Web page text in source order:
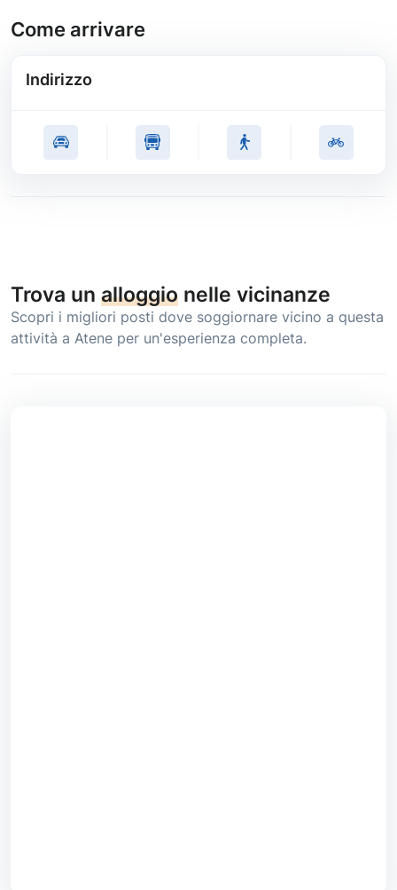
Come arrivare
Indirizzo
Trova un alloggio nelle vicinanze
Scopri i migliori posti dove soggiornare vicino a questa
attività a Atene per un'esperienza completa.